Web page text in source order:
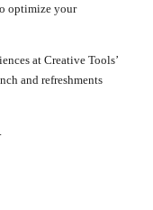
optimize your
at Creative Tools’
and refreshments